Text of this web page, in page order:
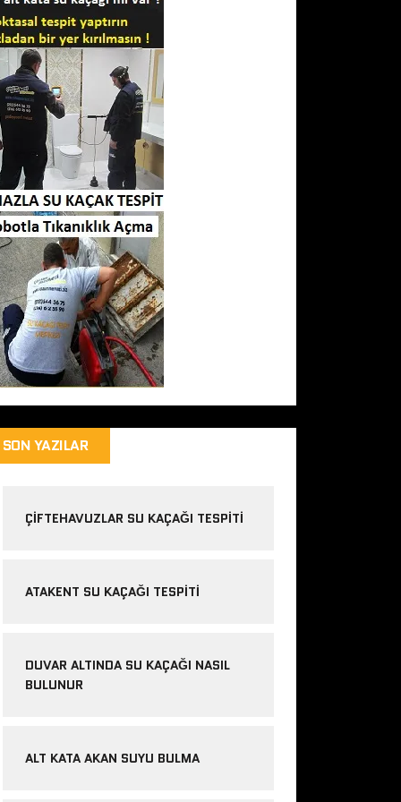
SON YAZILAR
ÇIFTEHAVUZLAR SU KAÇAĞI TESPITI
ATAKENT SU KAÇAĞI TESPITI
DUVAR ALTINDA SU KAÇAĞI NASIL
BULUNUR
ALT KATA AKAN SUYU BULMA